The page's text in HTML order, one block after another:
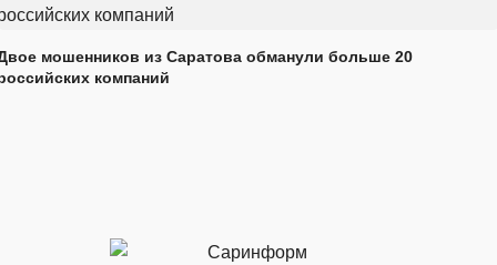
мошенников из Саратова обманули больше 20
компаний